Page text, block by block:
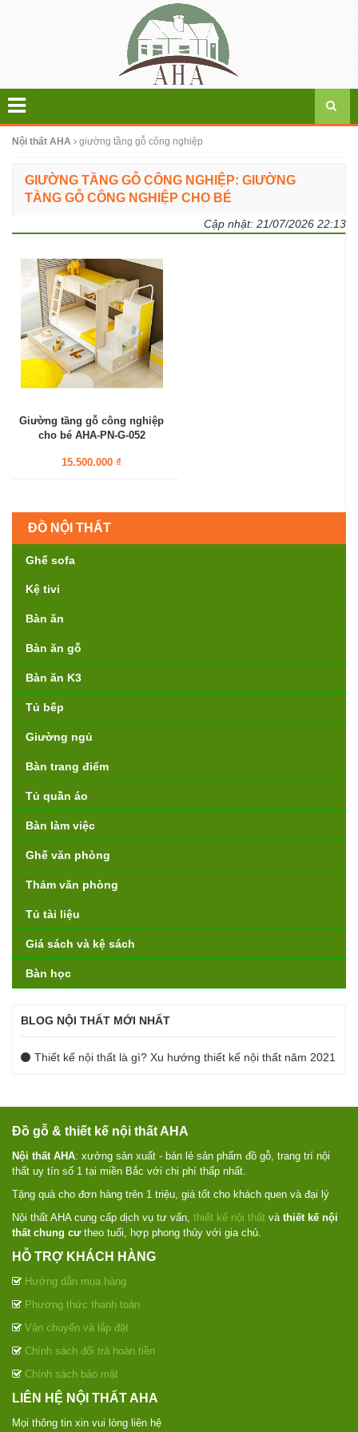
Nội thất AHA giường tầng gỗ công nghiệp
GIƯỜNG TẦNG GỖ CÔNG NGHIỆP: GIƯỜNG
TẦNG GỖ CÔNG NGHIỆP CHO BÉ
Cập nhật: 21/07/2026 22:13
Giường tầng gỗ công nghiệp
cho bé AHA-PN-G-052
15.500.000 ₫
ĐỒ NỘI THẤT
Ghế sofa
Kệ tivi
Bàn ăn
Bàn ăn gỗ
Bàn ăn K3
Tủ bếp
Giường ngủ
Bàn trang điểm
Tủ quần áo
Bàn làm việc
Ghế văn phòng
Thảm văn phòng
Tủ tài liệu
Giá sách và kệ sách
Bàn học
BLOG NỘI THẤT MỚI NHẤT
Thiết kế nội thất là gì? Xu hướng thiết kế nội thất năm 2021
Đồ gỗ & thiết kế nội thất AHA
Nội thất AHA: xưởng sản xuất - bán lẻ sản phẩm đồ gỗ, trang trí nội
thất uy tín số 1 tại miền Bắc với chi phí thấp nhất.
Tặng quà cho đơn hàng trên 1 triệu, giá tốt cho khách quen và đại lý
Nội thất AHA cung cấp dịch vụ tư vấn, thiết kế nội thất và thiết kế nội
thất chung cưtheo tuổi, hợp phong thủy với gia chủ.
HỖ TRỢ KHÁCH HÀNG
Hướng dẫn mua hàng
Phương thức thanh toán
Vận chuyển và lắp đặt
Chính sách đổi trả hoàn tiền
Chính sách bảo mật
LIÊN HỆ NỘI THẤT AHA
Mọi thông tin xin vui lòng liên hệ